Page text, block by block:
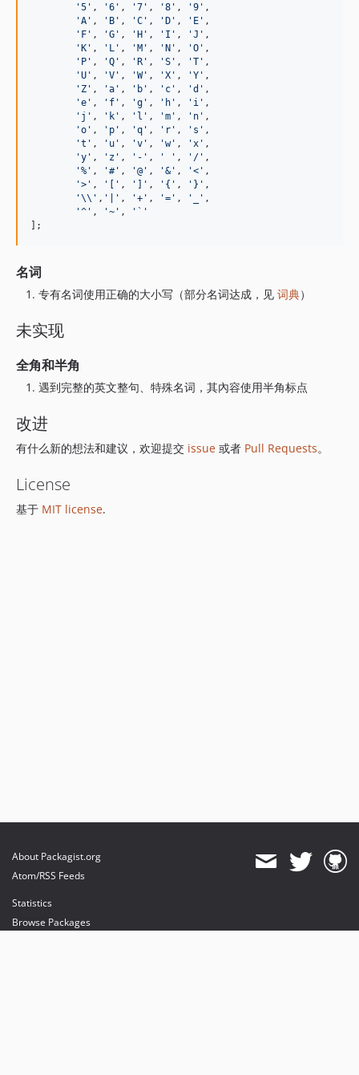
'5 ' , '6 ' , '7 ' , '8 ' , '9 ' ,
'A ' , ' B ' , 'C ' , 'D ' , ' E ' ,
' F ' , 'G ' , 'H ' , ' I ' , 'J ' ,
'K ' , ' L ' , 'M ' , 'N ' , 'O ' ,
' P ' , 'Q ' , 'R ' , 'S ' , 'T ' ,
'U ' , 'V ' , 'W' , 'X ' , 'Y ' ,
' Z ' , 'a ' , ' b ' , ' c ' , 'd ' ,
'e ' , ' f ' , 'g ' , ' h ' , ' i ' ,
' j ' , ' k ' , ' l ' , 'm ' , ' n ' ,
'o ' , ' p ' , 'q ' , ' r ' , ' s ' ,
't ' , ' u ' , 'v ' , 'w' , ' x ' ,
'y ' , ' z ' , ' - ' , ' ' , ' / ' ,
'% ' , '#' , '@ ' , '& ' , '< ' ,
'> ' , ' [ ' , ' ] ' , ' { ' , ' } ' ,
'\\' , ' ' , '+ ' , '= ' , ' ' ,
'^ ' , '~ ' , ' ` '
];
名词
专有名词使用正确的大小写（部分名词达成，见 词典）
未实现
全角和半角
遇到完整的英文整句、特殊名词，其內容使用半角标点
改进
有什么新的想法和建议，欢迎提交 issue 或者 Pull Requests。
License
基于 MIT license.
About Packagist.org
Atom/RSS Feeds
Statistics
Browse Packages